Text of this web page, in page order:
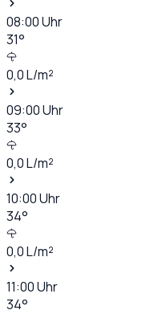
08:00Uhr
31°
0,0L/m²
09:00Uhr
33°
0,0L/m²
10:00Uhr
34°
0,0L/m²
11:00Uhr
34°